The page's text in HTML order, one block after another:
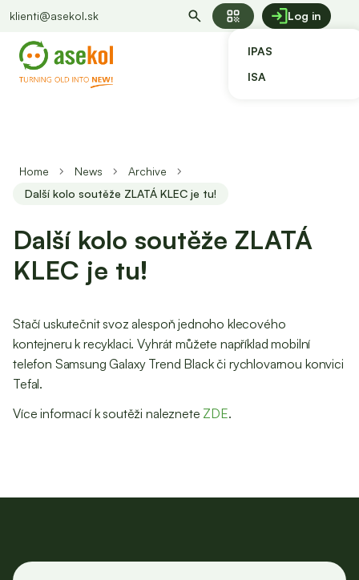
klienti@asekol.sk qr_code
IPAS
ISA
Log in
Home News
Archive
Další kolo soutěže ZLATÁ KLEC je tu!
Další kolo soutěže ZLATÁ
KLEC je tu!
Stačí uskutečnit svoz alespoň jednoho klecového
kontejneru k recyklaci. Vyhrát můžete například mobilní
telefon Samsung Galaxy Trend Black či rychlovarnou konvici
Tefal.
Více informací k soutěži naleznete ZDE.